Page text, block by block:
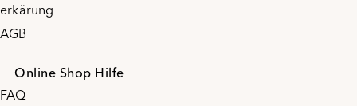
erkärung
AGB
Online Shop Hilfe
FAQ